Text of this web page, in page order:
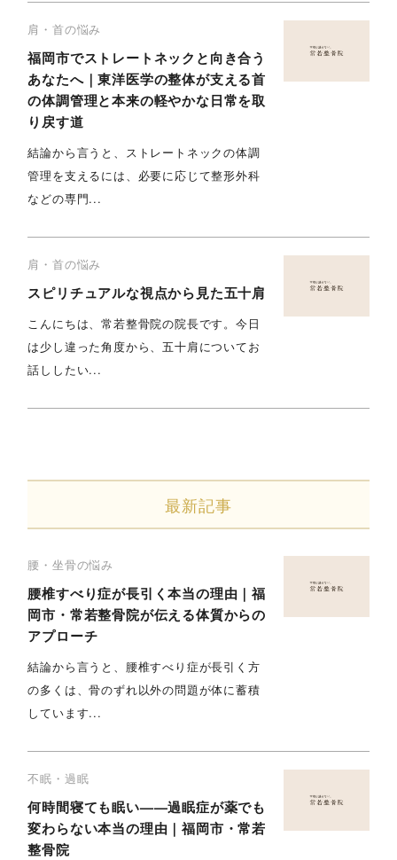
肩・首の悩み
福岡市でストレートネックと向き合う
あなたへ｜東洋医学の整体が支える首
の体調管理と本来の軽やかな日常を取
り戻す道
結論から言うと、ストレートネックの体調
管理を支えるには、必要に応じて整形外科
などの専門...
肩・首の悩み
スピリチュアルな視点から見た五十肩
こんにちは、常若整骨院の院長です。今日
は少し違った角度から、五十肩についてお
話ししたい...
最新記事
腰・坐骨の悩み
腰椎すべり症が長引く本当の理由｜福
岡市・常若整骨院が伝える体質からの
アプローチ
結論から言うと、腰椎すべり症が長引く方
の多くは、骨のずれ以外の問題が体に蓄積
しています...
不眠・過眠
何時間寝ても眠い——過眠症が薬でも
変わらない本当の理由｜福岡市・常若
整骨院